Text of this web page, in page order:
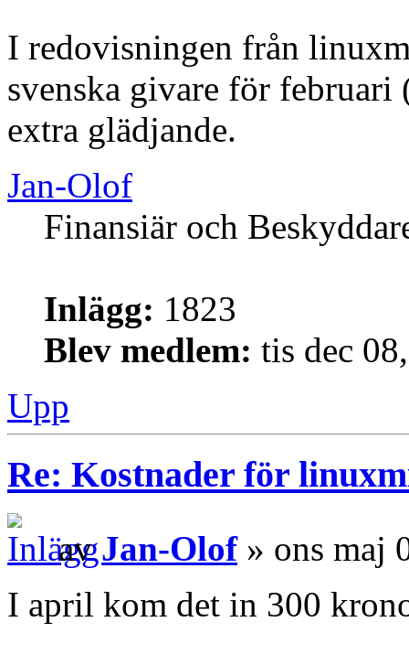
I redovisningen från
svenska givare för
extra glädjande.
Jan-Olof
Finansiär och
Inlägg: 1823
Blev medlem: tis dec
Upp
Re: Kostnader för
avJan-Olof» ons maj
I april kom det in 300